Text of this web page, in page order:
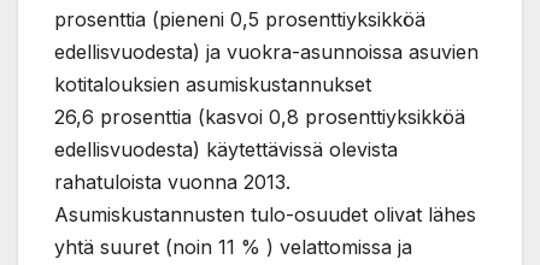
prosenttia (pieneni 0,5 prosenttiyksikköä
edellisvuodesta) ja vuokra-asunnoissa asuvien
kotitalouksien asumiskustannukset
26,6 prosenttia (kasvoi 0,8 prosenttiyksikköä
edellisvuodesta) käytettävissä olevista
rahatuloista vuonna 2013.
Asumiskustannusten tulo-osuudet olivat lähes
yhtä suuret (noin 11 % ) velattomissa ja